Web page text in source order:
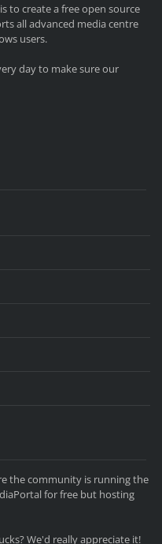
to create a free open source
all advanced media centre
users.
day to make sure our
the community is running the
for free but hosting
We'd really appreciate it!